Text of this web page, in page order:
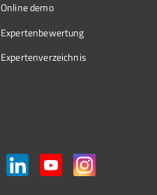
Online demo
Expertenbewertung
Expertenverzeichnis